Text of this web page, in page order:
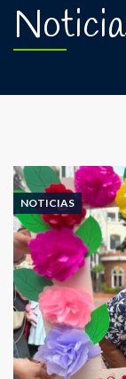
NOTICIAS